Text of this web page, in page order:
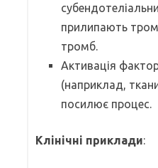
прилипають
тромб.
Активація
(наприклад,
посилює процес.
Клінічні приклади: